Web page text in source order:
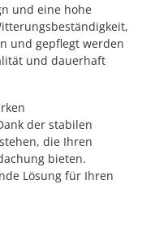
und eine hohe
und gepflegt werden
und dauerhaft
der stabilen
die Ihren
bieten.
Lösung für Ihren